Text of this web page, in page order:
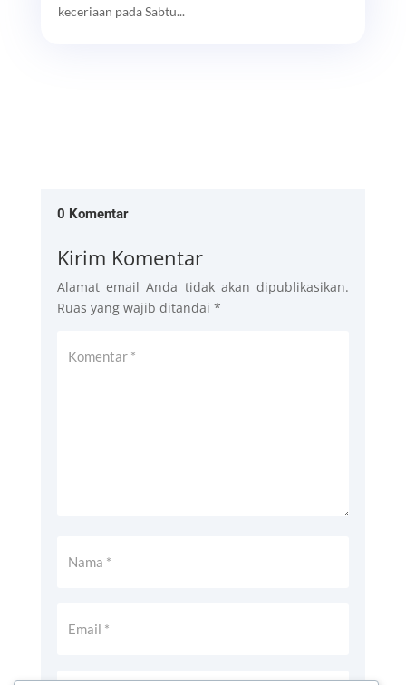
keceriaan pada Sabtu...
0 Komentar
Kirim Komentar
Alamat email Anda tidak akan dipublikasikan.
Ruas yang wajib ditandai *